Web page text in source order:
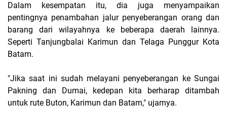
Dalam kesempatan itu, dia juga menyampaikan
pentingnya penambahan jalur penyeberangan orang dan
barang dari wilayahnya ke beberapa daerah lainnya.
Seperti Tanjungbalai Karimun dan Telaga Punggur Kota
Batam.
"Jika saat ini sudah melayani penyeberangan ke Sungai
Pakning dan Dumai, kedepan kita berharap ditambah
untuk rute Buton, Karimun dan Batam," ujarnya.